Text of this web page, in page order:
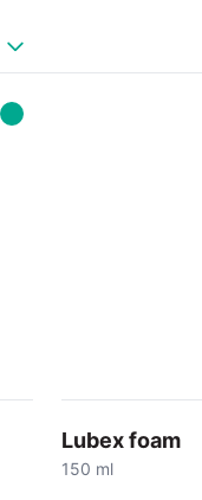
Lubex foam
150 ml